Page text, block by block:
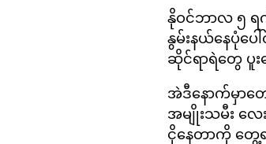
နိုဝင်ဘာလ ၅ ရ
နွမ်းနယ်နေပုံ
ဆိုင်ရာရဲတွေ ပူ
အဲဒီနောက်မှာတ
အမျိုးသမီး လ
ငိုနေတာကို တွေ့ရ